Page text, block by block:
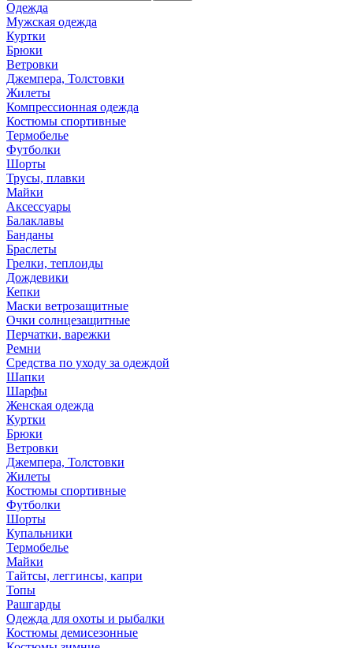
Одежда
Мужская одежда
Куртки
Брюки
Ветровки
Джемпера, Толстовки
Жилеты
Компрессионная одежда
Костюмы спортивные
Термобелье
Футболки
Шорты
Трусы, плавки
Майки
Аксессуары
Балаклавы
Банданы
Браслеты
Грелки, теплоиды
Дождевики
Кепки
Маски ветрозащитные
Очки солнцезащитные
Перчатки, варежки
Ремни
Средства по уходу за одеждой
Шапки
Шарфы
Женская одежда
Куртки
Брюки
Ветровки
Джемпера, Толстовки
Жилеты
Костюмы спортивные
Футболки
Шорты
Купальники
Термобелье
Майки
Тайтсы, леггинсы, капри
Топы
Рашгарды
Одежда для охоты и рыбалки
Костюмы демисезонные